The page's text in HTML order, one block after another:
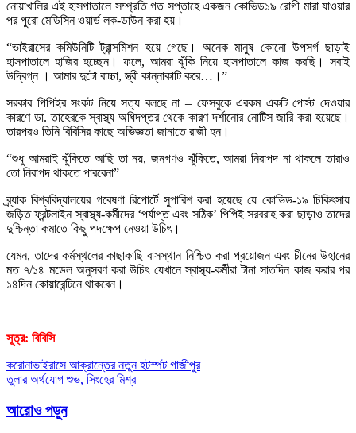
নোয়াখালির এই হাসপাতালে সম্প্রতি গত সপ্তাহে একজন কোভিড১৯ রোগী মারা যাওয়ার
পর পুরো মেডিসিন ওয়ার্ড লক-ডাউন করা হয়।
“ভাইরাসের কমিউনিটি ট্রান্সমিশন হয়ে গেছে। অনেক মানুষ কোনো উপসর্গ ছাড়াই
হাসপাতালে হাজির হচ্ছেন। ফলে, আমরা ঝুঁকি নিয়ে হাসপাতালে কাজ করছি। সবাই
উদ্বিগ্ন । আমার দুটো বাচ্চা, স্ত্রী কান্নাকাটি করে…।”
সরকার পিপিইর সংকট নিয়ে সত্য বলছে না – ফেসবুকে এরকম একটি পোস্ট দেওয়ার
কারণে ডা. তাহেরকে স্বাস্থ্য অধিদপ্তর থেকে কারণ দর্শানোর নোটিস জারি করা হয়েছে।
তারপরও তিনি বিবিসির কাছে অভিজ্ঞতা জানাতে রাজী হন।
“শুধু আমরাই ঝুঁকিতে আছি তা নয়, জনগণও ঝুঁকিতে, আমরা নিরাপদ না থাকলে তারাও
তো নিরাপদ থাকতে পারবেনা”
ব্র্যাক বিশ্ববিদ্যালয়ের গবেষণা রিপোর্টে সুপারিশ করা হয়েছে যে কোভিড-১৯ চিকিৎসায়
জড়িত ফ্রন্টলাইন স্বাস্থ্য-কর্মীদের ‘পর্যাপ্ত এবং সঠিক’ পিপিই সরবরাহ করা ছাড়াও তাদের
দুশ্চিন্তা কমাতে কিছু পদক্ষেপ নেওয়া উচিৎ।
যেমন, তাদের কর্মস্থলের কাছাকাছি বাসস্থান নিশ্চিত করা প্রয়োজন এবং চীনের উহানের
মত ৭/১৪ মডেল অনুসরণ করা উচিৎ যেখানে স্বাস্থ্য-কর্মীরা টানা সাতদিন কাজ করার পর
১৪দিন কোয়ারেন্টিনে থাকবেন।
সূত্র: বিবিসি
Post
navigation
করোনাভাইরাসে আক্রান্তের নতুন হটস্পট গাজীপুর
তুলার অর্থযোগ শুভ, সিংহের মিশ্র
আরোও পড়ুন